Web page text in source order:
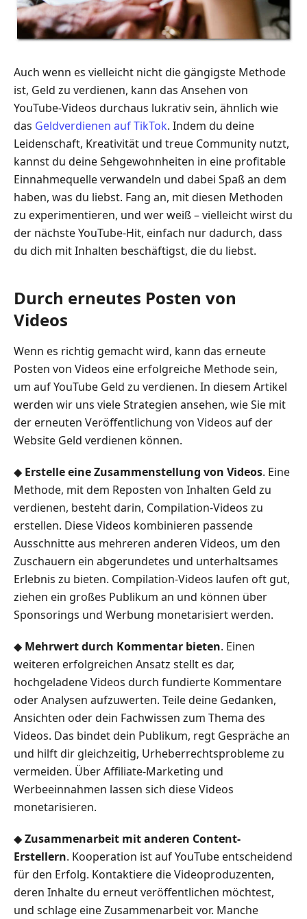
Auch wenn es vielleicht nicht die gängigste Methode
ist, Geld zu verdienen, kann das Ansehen von
YouTube-Videos durchaus lukrativ sein, ähnlich wie
das Geldverdienen auf TikTok. Indem du deine
Leidenschaft, Kreativität und treue Community nutzt,
kannst du deine Sehgewohnheiten in eine profitable
Einnahmequelle verwandeln und dabei Spaß an dem
haben, was du liebst. Fang an, mit diesen Methoden
zu experimentieren, und wer weiß – vielleicht wirst du
der nächste YouTube-Hit, einfach nur dadurch, dass
du dich mit Inhalten beschäftigst, die du liebst.
Durch erneutes Posten von
Videos
Wenn es richtig gemacht wird, kann das erneute
Posten von Videos eine erfolgreiche Methode sein,
um auf YouTube Geld zu verdienen. In diesem Artikel
werden wir uns viele Strategien ansehen, wie Sie mit
der erneuten Veröffentlichung von Videos auf der
Website Geld verdienen können.
◆ Erstelle eine Zusammenstellung von Videos. Eine
Methode, mit dem Reposten von Inhalten Geld zu
verdienen, besteht darin, Compilation-Videos zu
erstellen. Diese Videos kombinieren passende
Ausschnitte aus mehreren anderen Videos, um den
Zuschauern ein abgerundetes und unterhaltsames
Erlebnis zu bieten. Compilation-Videos laufen oft gut,
ziehen ein großes Publikum an und können über
Sponsorings und Werbung monetarisiert werden.
◆ Mehrwert durch Kommentar bieten. Einen
weiteren erfolgreichen Ansatz stellt es dar,
hochgeladene Videos durch fundierte Kommentare
oder Analysen aufzuwerten. Teile deine Gedanken,
Ansichten oder dein Fachwissen zum Thema des
Videos. Das bindet dein Publikum, regt Gespräche an
und hilft dir gleichzeitig, Urheberrechtsprobleme zu
vermeiden. Über Affiliate-Marketing und
Werbeeinnahmen lassen sich diese Videos
monetarisieren.
◆Zusammenarbeit mit anderen Content-
Erstellern. Kooperation ist auf YouTube entscheidend
für den Erfolg. Kontaktiere die Videoproduzenten,
deren Inhalte du erneut veröffentlichen möchtest,
und schlage eine Zusammenarbeit vor. Manche